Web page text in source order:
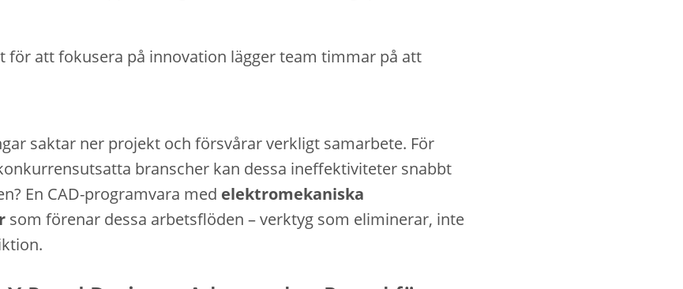
för att fokusera på innovation lägger team timmar på att
saktar ner projekt och försvårar verkligt samarbete. För
branscher kan dessa ineffektiviteter snabbt
En CAD-programvara med elektromekaniska
som förenar dessa arbetsflöden – verktyg som eliminerar, inte